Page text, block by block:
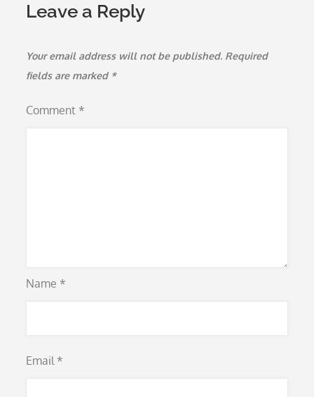
Leave a Reply
Your email address will not be published. Required
fields are marked *
Comment *
Name *
Email *